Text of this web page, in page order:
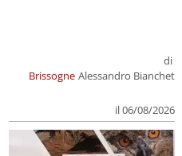
Brissogne
di
Alessandro Bianchet
il 06/08/2026